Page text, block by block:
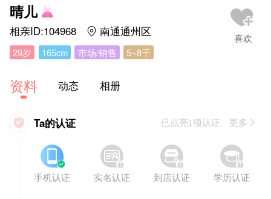
晴儿
相亲ID:104968  南通通州区
29岁 165cm 市场/销售 5~8千
资料 动态 相册
 Ta的认证 已点亮1项认证 更多


手机认证


实名认证


到店认证


学历认证